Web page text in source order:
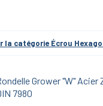
la catégorie Écrou
Grower "W" Acier
7980